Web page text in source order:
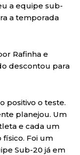
a equipe sub-
a temporada
Rafinha e
descontou para
positivo o teste.
planejou. Um
e cada um
Foi um
Sub-20 já em